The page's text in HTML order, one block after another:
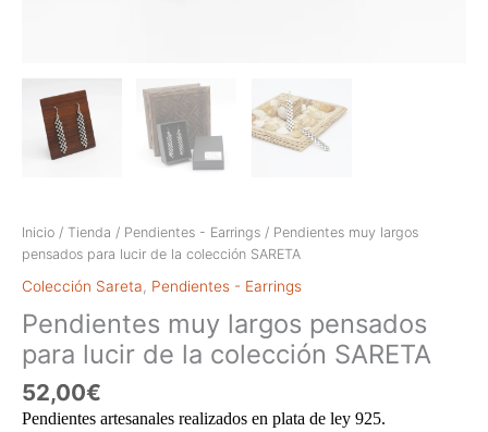
Inicio / Tienda / Pendientes - Earrings / Pendientes muy largos
pensados para lucir de la colección SARETA
Colección Sareta Pendientes - Earrings
Pendientes muy largos pensados
para lucir de la colección SARETA
52,00€
Pendientes artesanales realizados en plata de ley 925.